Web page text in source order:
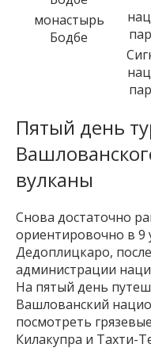
монастырь
Бодбе
Пятый день
вулканы
Снова достаточно
ориентировочно в 9
Дедоплицкаро,
администрации
На пятый день
Вашлованский
посмотреть
Килакупра и Тахти-